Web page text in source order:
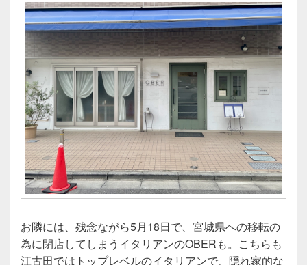
お隣には、残念ながら5月18日で、宮城県への移転の
為に閉店してしまうイタリアンのOBERも。こちらも
江古田ではトップレベルのイタリアンで、隠れ家的な